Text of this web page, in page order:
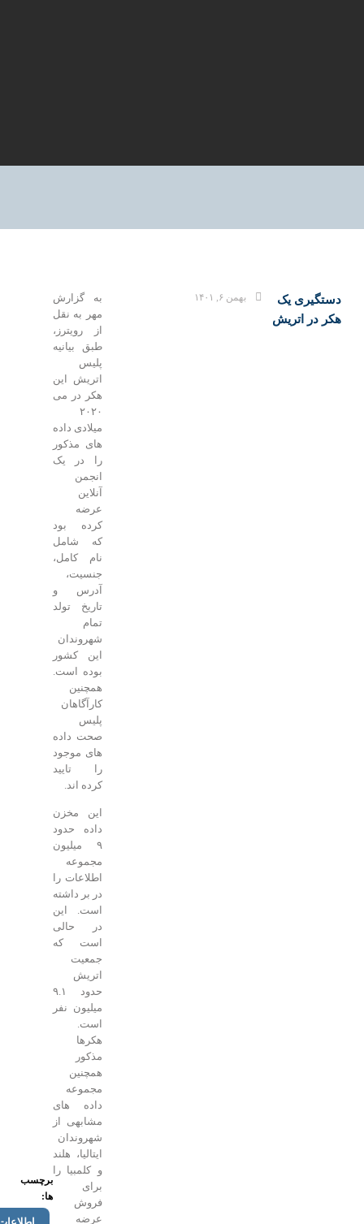
دستگیری یک
هکر در اتریش
بهمن ۶, ۱۴۰۱
به گزارش
مهر به نقل
از رویترز،
طبق بیانیه
پلیس
اتریش این
هکر در می
۲۰۲۰
میلادی داده
های مذکور
را در یک
انجمن
آنلاین
عرضه
کرده بود
که شامل
نام کامل،
جنسیت،
آدرس و
تاریخ تولد
شهروندان
این کشور
بوده است.
همچنین
کارآگاهان
پلیس
صحت داده
های موجود
را تایید
کرده اند.
این مخزن
داده حدود
۹ میلیون
مجموعه
اطلاعات را
در بر داشته
است. این
در حالی
است که
جمعیت
اتریش
حدود ۹.۱
میلیون نفر
است.
هکرها
مذکور
همچنین
مجموعه
داده های
مشابهی از
شهروندان
ایتالیا، هلند
و کلمبیا را
فروش
عرضه
برچسب